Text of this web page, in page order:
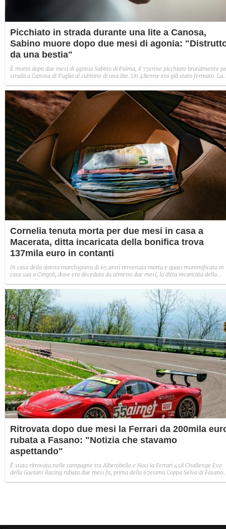
Picchiato in strada durante una lite a Canosa,
Sabino muore dopo due mesi di agonia:
da una bestia"
È morto dopo due mesi di agonia Sabino di Palma, il 77enne picchiato brutalmente
strada a Canosa di Puglia al culmine di una lite. Un 48enne era già stato fermato. La
Cornelia tenuta morta per due mesi in casa a
Macerata, ditta incaricata della bonifica trova
137mila euro in contanti
In casa della donna marchigiana di 65 anni rinvenuta morta e quasi mummificata in
casa sua a Cingoli, dove era deceduta da almeno due mesi, la ditta incaricata della
banconote ben ordinate.
Ritrovata dopo due mesi la Ferrari da 200mila
rubata a Fasano: "Notizia che stavamo
aspettando"
È stata ritrovata nelle campagne tra Alberobello e Noci la Ferrari 458 Challenge Evo
della Gaetani Racing rubata due mesi fa, prima della 67esima Coppa Selva di Fasano: